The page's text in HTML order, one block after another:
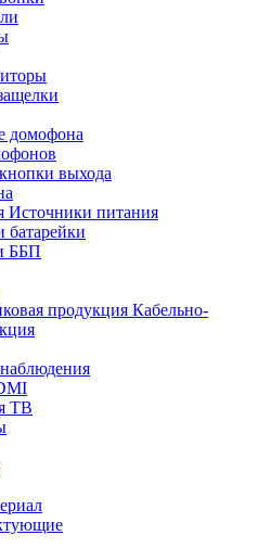
домофона
выхода
Источники питания
батарейки
ББП
Кабельно-
ТВ